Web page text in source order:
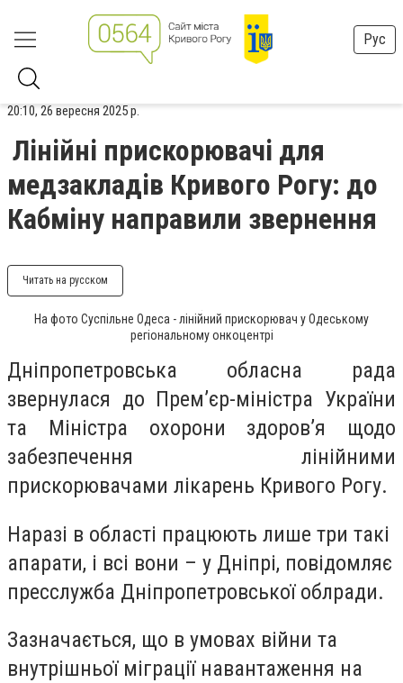
Рус
20:10, 26 вересня 2025 р.
Лінійні прискорювачі для
медзакладів Кривого Рогу: до
Кабміну направили звернення
Читать на русском
На фото Суспільне Одеса - лінійний прискорювач у Одеському
регіональному онкоцентрі
Дніпропетровська обласна рада
звернулася до Премʼєр-міністра України
та Міністра охорони здоровʼя щодо
забезпечення лінійними
прискорювачами лікарень Кривого Рогу.
Наразі в області працюють лише три такі
апарати, і всі вони – у Дніпрі, повідомляє
пресслужба Дніпропетровської облради.
Зазначається, що в умовах війни та
внутрішньої міграції навантаження на